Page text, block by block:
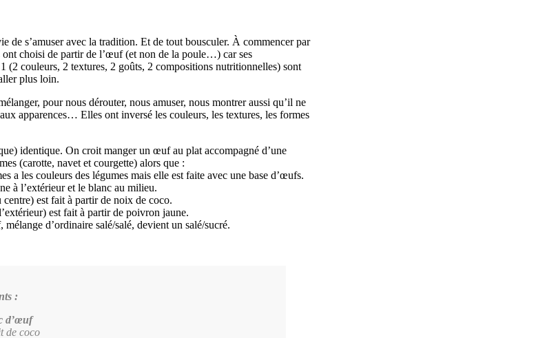
de s’amuser avec la tradition. Et de tout bousculer. À commencer par
ont choisi de partir de l’œuf (et non de la poule…) car ses
(2 couleurs, 2 textures, 2 goûts, 2 compositions nutritionnelles) sont
plus loin.
pour nous dérouter, nous amuser, nous montrer aussi qu’il ne
apparences… Elles ont inversé les couleurs, les textures, les formes
identique. On croit manger un œuf au plat accompagné d’une
(carotte, navet et courgette) alors que :
a les couleurs des légumes mais elle est faite avec une base d’œufs.
à l’extérieur et le blanc au milieu.
est fait à partir de noix de coco.
est fait à partir de poivron jaune.
d’ordinaire salé/salé, devient un salé/sucré.
:
d’œuf
de coco